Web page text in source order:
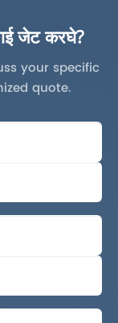
जेट करघे?
your specific
quote.